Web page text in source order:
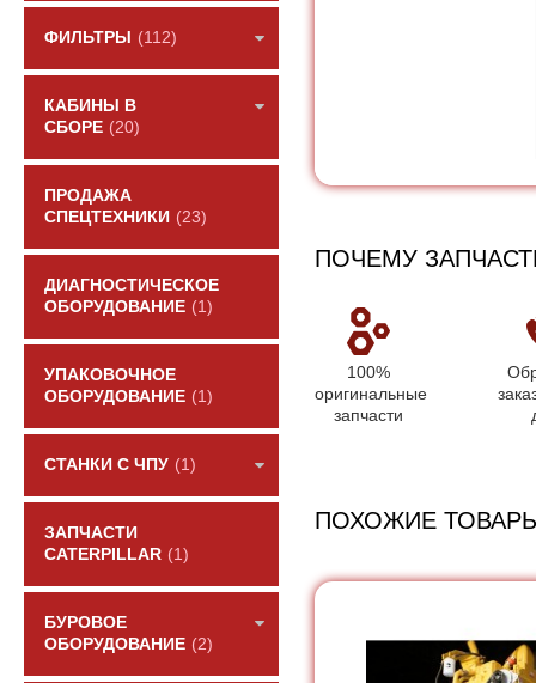
ФИЛЬТРЫ (112)
КАБИНЫ В
СБОРЕ (20)
ПРОДАЖА
СПЕЦТЕХНИКИ (23)
ДИАГНОСТИЧЕСКОЕ
ОБОРУДОВАНИЕ (1)
УПАКОВОЧНОЕ
ОБОРУДОВАНИЕ (1)
СТАНКИ С ЧПУ (1)
ЗАПЧАСТИ
CATERPILLAR (1)
БУРОВОЕ
ОБОРУДОВАНИЕ (2)
ПОЧЕМУ
100%
оригинальные
запчасти
ПОХОЖИЕ